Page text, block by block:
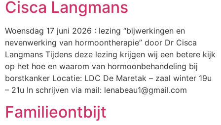
Cisca Langmans
Woensdag 17 juni 2026 : lezing “bijwerkingen en
nevenwerking van hormoontherapie” door Dr Cisca
Langmans Tijdens deze lezing krijgen wij een betere kijk
op het hoe en waarom van hormoonbehandeling bij
borstkanker Locatie: LDC De Maretak – zaal winter 19u
– 21u In schrijven via mail: lenabeau1@gmail.com
Familieontbijt